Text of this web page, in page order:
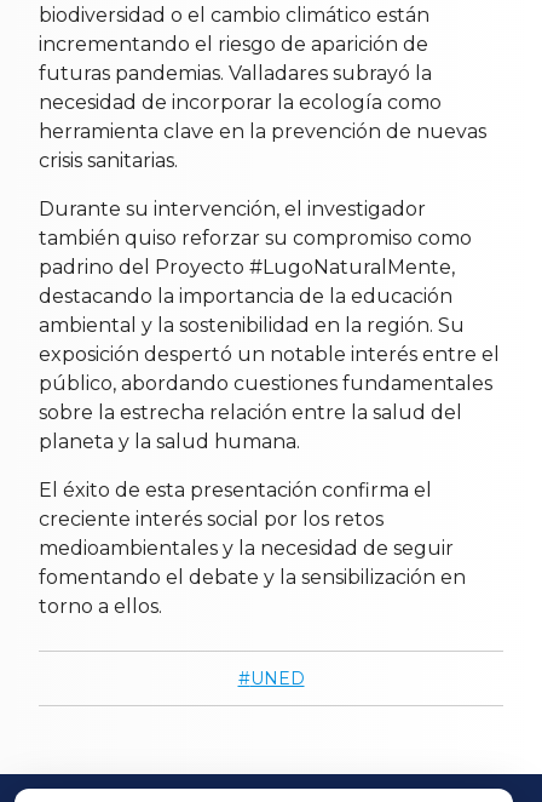
biodiversidad o el cambio climático están
incrementando el riesgo de aparición de
futuras pandemias. Valladares subrayó la
necesidad de incorporar la ecología como
herramienta clave en la prevención de nuevas
crisis sanitarias.
Durante su intervención, el investigador
también quiso reforzar su compromiso como
padrino del Proyecto #LugoNaturalMente,
destacando la importancia de la educación
ambiental y la sostenibilidad en la región. Su
exposición despertó un notable interés entre el
público, abordando cuestiones fundamentales
sobre la estrecha relación entre la salud del
planeta y la salud humana.
El éxito de esta presentación confirma el
creciente interés social por los retos
medioambientales y la necesidad de seguir
fomentando el debate y la sensibilización en
torno a ellos.
UNED